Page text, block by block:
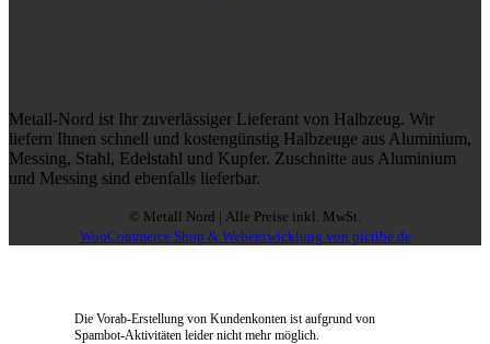
Metall-Nord ist Ihr zuverlässiger Lieferant von Halbzeug. Wir
liefern Ihnen schnell und kostengünstig Halbzeuge aus Aluminium,
Messing, Stahl, Edelstahl und Kupfer. Zuschnitte aus Aluminium
und Messing sind ebenfalls lieferbar.
© Metall Nord | Alle Preise inkl. MwSt.
WooCommerce Shop & Webentwicklung von pictibe.de
Die Vorab-Erstellung von Kundenkonten ist aufgrund von
Spambot-Aktivitäten leider nicht mehr möglich.